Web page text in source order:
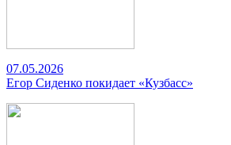
07.05.2026
Егор Сиденко покидает «Кузбасс»